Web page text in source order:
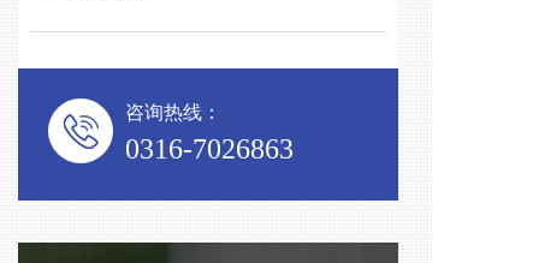
咨询热线：
0316-7026863